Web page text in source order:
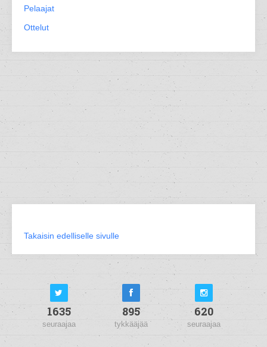
Pelaajat
Ottelut
Takaisin edelliselle sivulle
1635
seuraajaa
895
tykkääjää
620
seuraajaa